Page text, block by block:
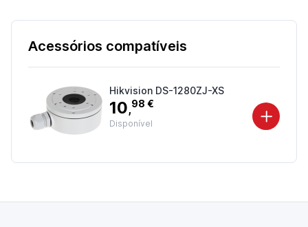
Acessórios compatíveis
Hikvision DS-1280ZJ-XS
10,98 €
Disponível